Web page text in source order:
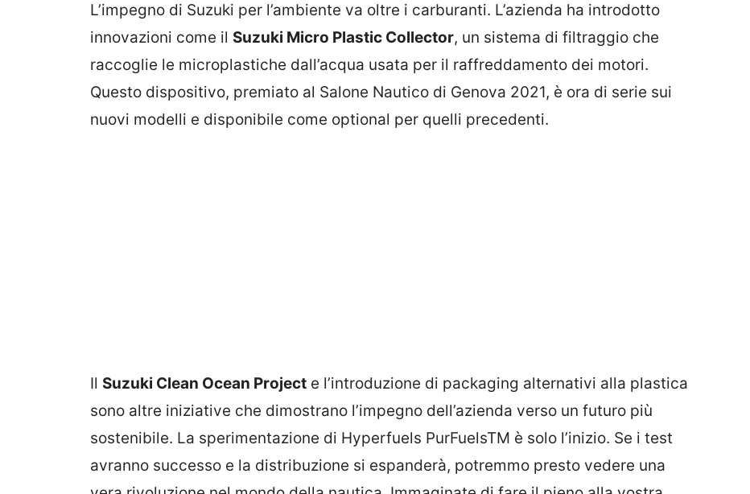
L’impegno di Suzuki per l’ambiente va oltre i carburanti. L’azienda ha introdotto
innovazioni come il Suzuki Micro Plastic Collector, un sistema di filtraggio che
raccoglie le microplastiche dall’acqua usata per il raffreddamento dei motori.
Questo dispositivo, premiato al Salone Nautico di Genova 2021, è ora di serie sui
nuovi modelli e disponibile come optional per quelli precedenti.
Il Suzuki Clean Ocean Project e l’introduzione di packaging alternativi alla plastica
sono altre iniziative che dimostrano l’impegno dell’azienda verso un futuro più
sostenibile. La sperimentazione di Hyperfuels PurFuelsTM è solo l’inizio. Se i test
avranno successo e la distribuzione si espanderà, potremmo presto vedere una